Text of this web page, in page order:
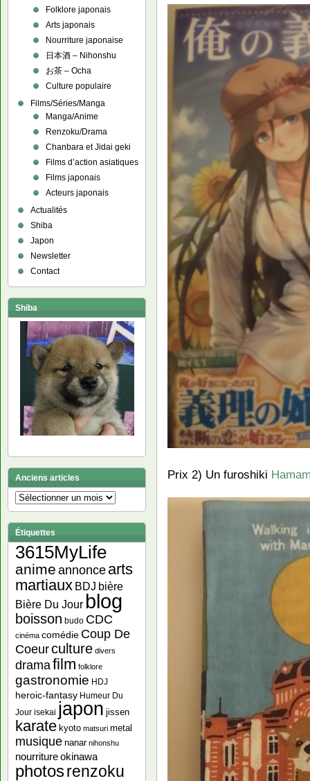
Prix 2) Un furoshiki
Folklore japonais
Arts japonais
Nourriture japonaise
日本酒 – Nihonshu
お茶 – Ocha
Culture populaire
Films/Séries/Manga
Manga/Anime
Renzoku/Drama
Chanbara et Jidai geki
Films d’action asiatiques
Films japonais
Acteurs japonais
Actualités
Shiba
Japon
Newsletter
Contact
Shiba
Anciens articles
Anciens
articles
Étiquettes
3615MyLife
anime annonce arts
martiaux BDJ bière
Bière Du Jour blog
boisson budo CDC
cinéma comédie Coup De
Coeurculture divers
dramafilm folklore
gastronomie HDJ
heroic-fantasy Humeur Du
Jour isekai japon jissen
karate kyoto matsuri metal
musique nanar nihonshu
nourritureokinawa
photosrenzoku